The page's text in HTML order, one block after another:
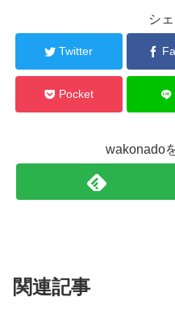
シ
Twitter
Pocket
wakonado
関連記事